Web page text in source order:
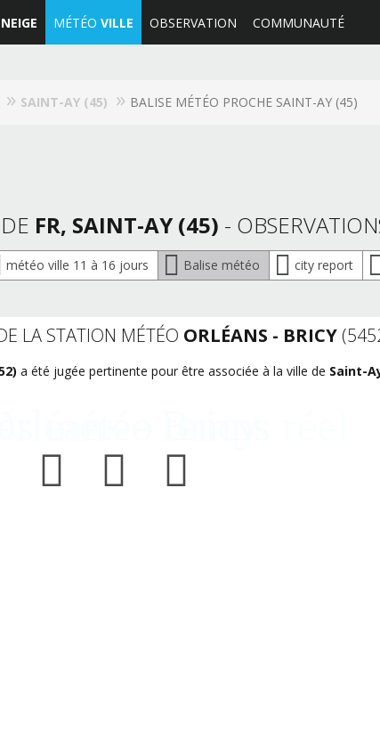
NEIGE MÉTÉO VILLE OBSERVATION COMMUNAUTÉ
SAINT-AY (45) BALISE MÉTÉO PROCHE SAINT-AY (45)
FR, SAINT-AY (45) -
météo ville 11 à 16 jours Balise météo city report
LA STATION MÉTÉO ORLÉANS - BRICY
a été jugée pertinente pour être associée à la ville de Saint-